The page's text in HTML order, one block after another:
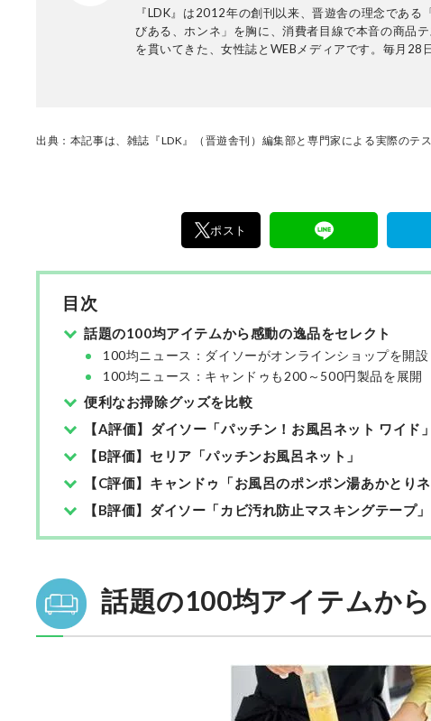
『LDK』は2012年の創刊以来、晋遊舎の理念である
びある、ホンネ」を胸に、消費者目線で本音の商品テ
を貫いてきた、女性誌とWEBメディアです。毎月28
なたにお届け。編集長・高橋咲彩を中心に、11名以
出典：本記事は、雑誌『LDK』（晋遊舎刊）編集部と専門家による実際のテ
ポスト
目次
話題の100均アイテムから感動の逸品をセレクト
100均ニュース：ダイソーがオンラインショップを開設
100均ニュース：キャンドゥも200～500円製品を展開
便利なお掃除グッズを比較
【A評価】ダイソー「パッチン！お風呂ネット ワイド」
【B評価】セリア「パッチンお風呂ネット」
【C評価】キャンドゥ「お風呂のポンポン湯あかとりネ
【B評価】ダイソー「カビ汚れ防止マスキングテープ」
話題の100均アイテムか